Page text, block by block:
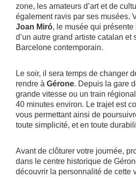
zone, les amateurs d’art et de
également ravis par ses musées.
Joan Miró, le musée qui présente
d’un autre grand artiste catalan et
Barcelone contemporain.
Le soir, il sera temps de changer
rendre à Gérone. Depuis la gare
grande vitesse ou un train
40 minutes environ. Le trajet est
vous permettant ainsi de
toute simplicité, et en toute
Avant de clôturer votre journée,
dans le centre historique de
découvrir la personnalité de cette